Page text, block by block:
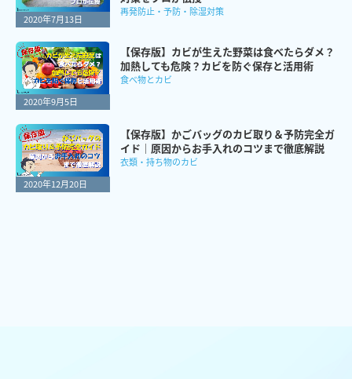
2020年7月13日
再発防止・予防・除湿対策
2020年9月5日
【保存版】カビが生えた野菜は食べたらダメ？
加熱しても危険？カビを防ぐ保存と活用術
食べ物とカビ
2020年12月20日
【保存版】かごバッグのカビ取り＆予防完全ガ
イド｜原因からお手入れのコツまで徹底解説
衣類・持ち物のカビ